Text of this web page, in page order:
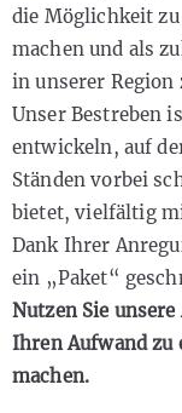
die Möglichkeit
machen und als
in unserer Region
Unser Bestreben
entwickeln, auf
Ständen vorbei
bietet, vielfältig
Dank Ihrer
ein „Paket“
Nutzen Sie
Ihren Aufwand zu
machen.